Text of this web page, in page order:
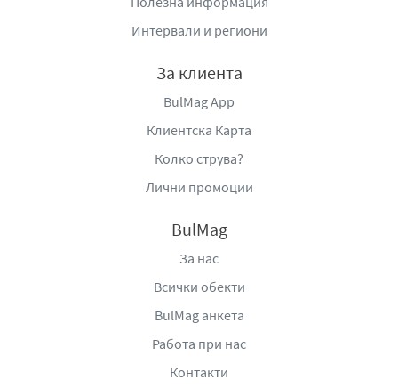
типична спортна добавка. Това го прави предпочитан
избор за хора, които искат да съчетаят полезното с
ClashVit протеинов бар с бисквитка
мека и леко дъвчаща, което улеснява консумацията му
навсякъде – в движение, в офиса, след тренировка
удобен за пренасяне и не изисква подготовка, което го
прави практично решение за забързано ежедневие.
Благодарение на съдържанието си на протеин, барът
да бъде включен в разнообразни хранителни режими
– както при активно спортуващи хора, така и при тези,
които се стремят към по-балансирано хранене. Той е
активност, както и като засищаща междинна закуска.
Интервали и региони
За клиента
BulMag App
Клиентска Карта
Колко струва?
Лични промоции
BulMag
За нас
Всички обекти
BulMag анкета
Работа при нас
Контакти